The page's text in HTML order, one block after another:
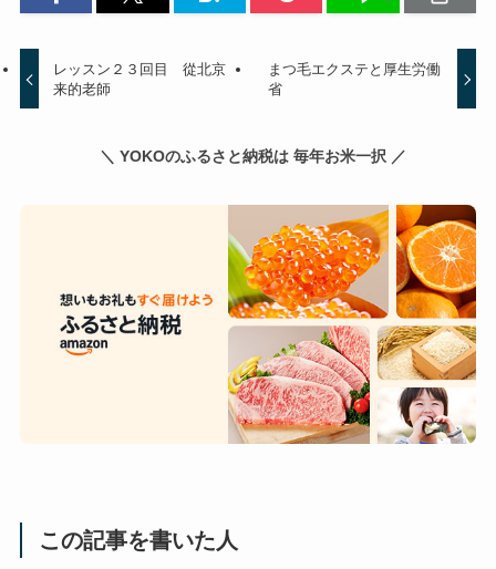
レッスン２３回目 從北京
来的老師
まつ毛エクステと厚生労働
省
＼ YOKOのふるさと納税は 毎年お米一択 ／
この記事を書いた人